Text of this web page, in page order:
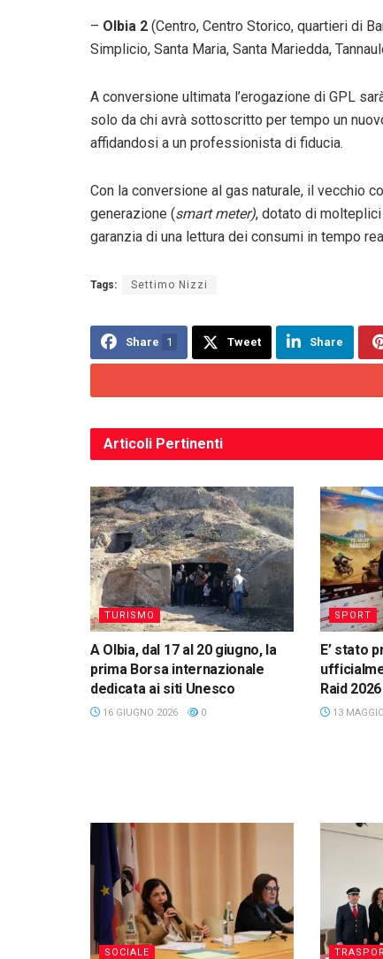
– Olbia 2 (Centro, Centro Storico, quartieri di
Simplicio, Santa Maria, Santa Mariedda,
A conversione ultimata l’erogazione di GPL
solo da chi avrà sottoscritto per tempo un
affidandosi a un professionista di fiducia.
Con la conversione al gas naturale, il vecchio
generazione (smart meter), dotato di
garanzia di una lettura dei consumi in tempo
Tags: Settimo Nizzi
Share 1 Tweet Share
Articoli Pertinenti
TURISMO
A Olbia, dal 17 al 20 giugno, la
prima Borsa internazionale
dedicata ai siti Unesco
16 GIUGNO 2026 0
SPORT
E’ stato
Raid 2026
13
SOCIALE